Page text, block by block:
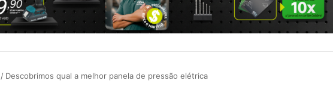
/ Descobrimos qual a melhor panela de pressão elétrica